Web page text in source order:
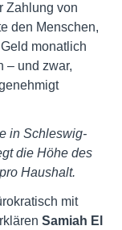
Zahlung von
den Menschen,
monatlich
– und zwar,
in Schleswig-
die Höhe des
Haushalt.
mit
Samiah El